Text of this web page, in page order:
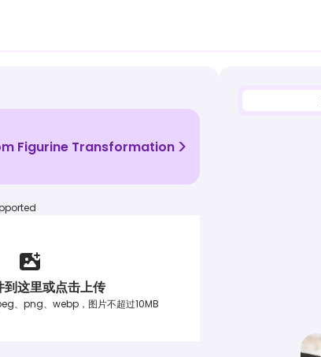
Figurine Transformation >
到这里或点击上传
、png、webp，图片不超过10MB